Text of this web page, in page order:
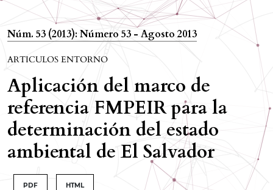
Núm. 53 (2013): Número 53 - Agosto 2013
ARTICULOS ENTORNO
Aplicación del marco de
referencia FMPEIR para la
determinación del estado
ambiental de El Salvador
PDF HTML